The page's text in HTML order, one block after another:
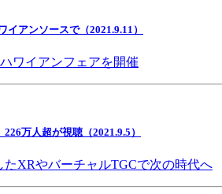
アンソースで（2021.9.11）
ワイアンフェアを開催
万人超が視聴（2021.9.5）
XRやバーチャルTGCで次の時代へ